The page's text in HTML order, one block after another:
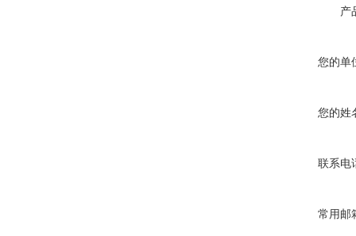
产
您的单
您的姓
联系电
常用邮